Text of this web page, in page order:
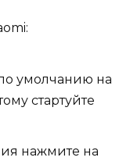
умолчанию на
стартуйте
нажмите на